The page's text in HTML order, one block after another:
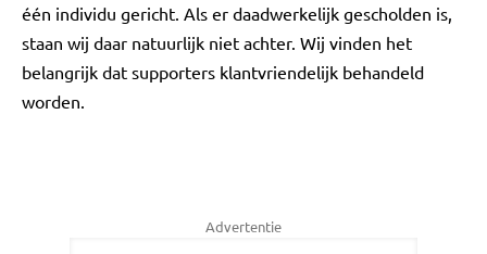
één individu gericht. Als er daadwerkelijk gescholden is,
staan wij daar natuurlijk niet achter. Wij vinden het
belangrijk dat supporters klantvriendelijk behandeld
worden.
Advertentie